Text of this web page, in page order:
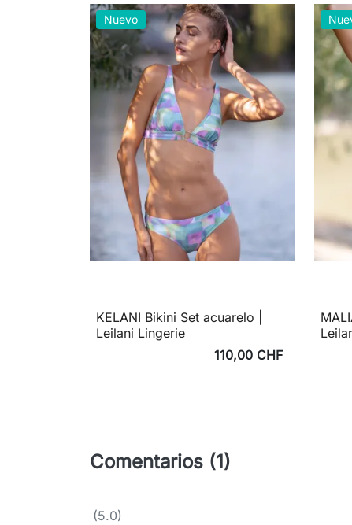
Nuevo
KELANI Bikini Set acuarelo |
Leilani Lingerie
110,00 CHF
Comentarios (1)
(5.0)